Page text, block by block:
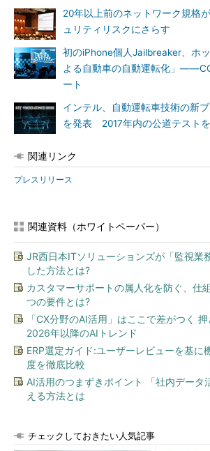
20年以上前のネットワーク規格
ュリティリスクにさらす
初のiPhone個人Jailbreaker、ホ
よる自動車の自動運転化」
ート
インテル、自動運転車技術の新ブ
を発表 2017年内の公道テスト
関連リンク
プレスリリース
関連資料（ホワイトペーパー）
JR西日本ITソリューションズが「監視業
した方法とは?
カスタマーサポートの属人化を防ぐ、仕
つの要件とは?
「CX分野のAI活用」はここで差がつく
2026年以降のAIトレンド
ERP選定ガイド:ユーザーレビューを基に
度を徹底比較
AI活用のつまずきポイント 「社内データ
える方法とは
チェックしておきたい人気記事